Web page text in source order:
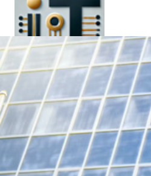
Principal
Es
Ru